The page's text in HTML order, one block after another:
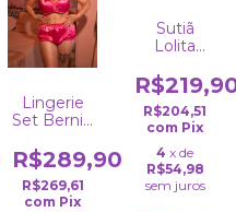
Lingerie
Set Bernie
Rosa
R$289,90
R$269,61
com Pix
Sutiã
Lolita
Morangos
R$204,51
com Pix
4 x de
R$54,98
sem juros